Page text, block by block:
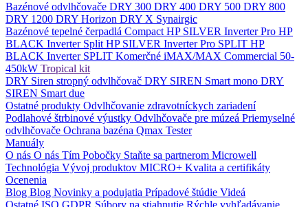
Bazénové odvlhčovače DRY 300 DRY 400 DRY 500 DRY 800
DRY 1200 DRY Horizon DRY X Synairgic
Bazénové tepelné čerpadlá Compact HP SILVER Inverter Pro HP
BLACK Inverter Split HP SILVER Inverter Pro SPLIT HP
BLACK Inverter SPLIT Komerčné iMAX/MAX Commercial 50-
450kW Tropical kit
DRY Siren stropný odvlhčovač DRY SIREN Smart mono DRY
SIREN Smart due
Ostatné produkty Odvlhčovanie zdravotníckych zariadení
Podlahové štrbinové výustky Odvlhčovače pre múzeá Priemyselné
odvlhčovače Ochrana bazéna Qmax Tester
Manuály
O nás O nás Tím Pobočky Staňte sa partnerom Microwell
Technológia Vývoj produktov MICRO+ Kvalita a certifikáty
Ocenenia
Blog Blog Novinky a podujatia Prípadové štúdie Videá
Ostatné ISO GDPR Súbory na stiahnutie Rýchle vyhľadávanie